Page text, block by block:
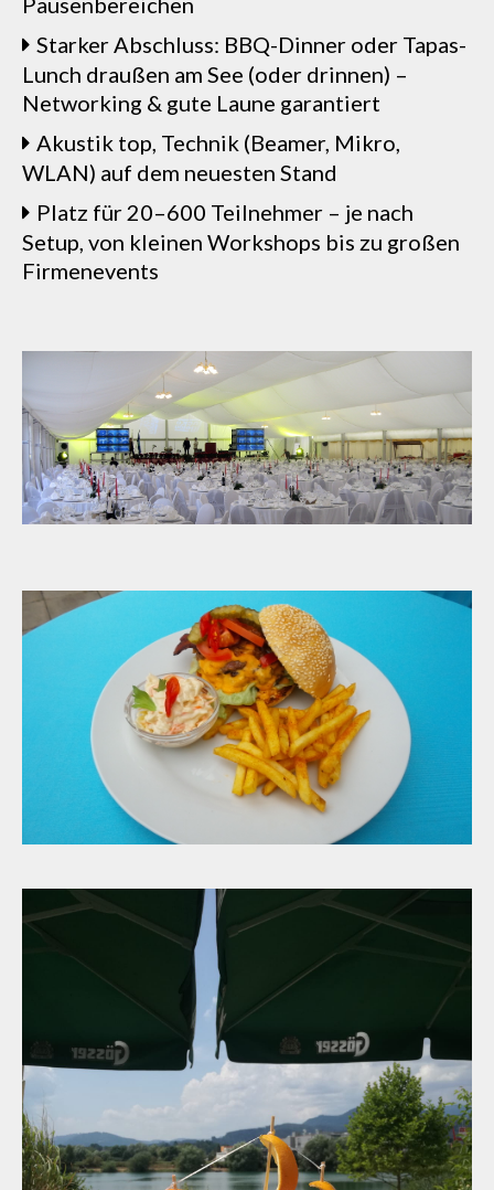
Starker Abschluss: BBQ-Dinner oder Tapas-
Lunch draußen am See (oder drinnen) –
Networking & gute Laune garantiert
Akustik top, Technik (Beamer, Mikro,
WLAN) auf dem neuesten Stand
Platz für 20–600 Teilnehmer – je nach
Setup, von kleinen Workshops bis zu großen
Firmenevents